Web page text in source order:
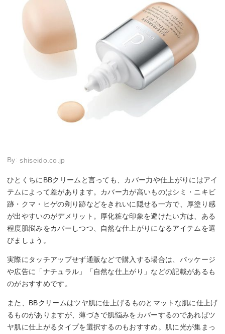
By:shiseido.co.jp
ひとくちにBBクリームと言っても、カバー力や仕上がりにはアイ
テムによって差があります。カバー力が高いものはシミ・ニキビ
跡・クマ・ヒゲの剃り跡などをきれいに隠せる一方で、厚塗り感
が出やすいのがデメリット。厚化粧な印象を避けたい方は、ある
程度肌悩みをカバーしつつ、自然な仕上がりになるアイテムを選
びましょう。
実際にタッチアップせず通販などで購入する場合は、パッケージ
や広告に「ナチュラル」「自然な仕上がり」などの記載があるも
のがおすすめです。
また、BBクリームはツヤ肌に仕上げるものとマットな肌に仕上げ
るものがありますが、薄づきで肌悩みをカバーするのであればツ
ヤ肌に仕上がるタイプを選択するのもおすすめ。肌に光が集まっ